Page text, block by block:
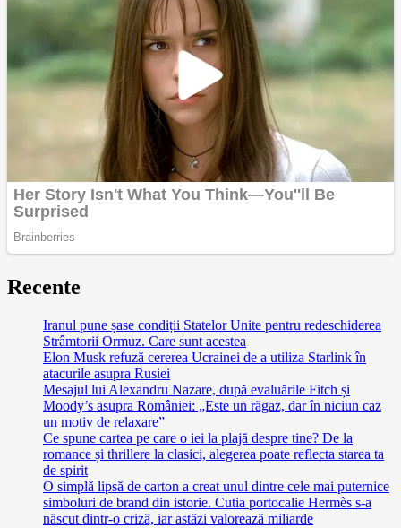
Recente
Iranul pune șase condiții Statelor Unite pentru redeschiderea
Strâmtorii Ormuz. Care sunt acestea
Elon Musk refuză cererea Ucrainei de a utiliza Starlink în
atacurile asupra Rusiei
Mesajul lui Alexandru Nazare, după evaluările Fitch și
Moody’s asupra României: „Este un răgaz, dar în niciun caz
un motiv de relaxare”
Ce spune cartea pe care o iei la plajă despre tine? De la
romance și thrillere la clasici, alegerea poate reflecta starea ta
de spirit
O simplă lipsă de carton a creat unul dintre cele mai puternice
simboluri de brand din istorie. Cutia portocalie Hermès s-a
născut dintr-o criză, iar astăzi valorează miliarde